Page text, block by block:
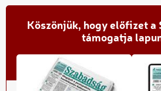
Köszönjük, hogy előfizet a
támogatja